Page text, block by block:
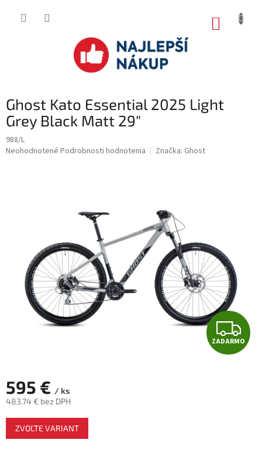
Ghost Kato Essential 2025 Light
Grey Black Matt 29"
988/L
Priemerné
Neohodnotené Podrobnosti hodnotenia Značka: Ghost
Z
A
ZADARMO
595 € / ks
483.74 € bez DPH
Jednotková
cena:
ZVOĽTE VARIANT